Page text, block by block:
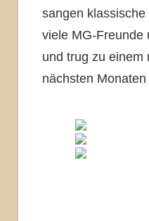
sangen
viele MG-Freunde
und trug zu einem
nächsten